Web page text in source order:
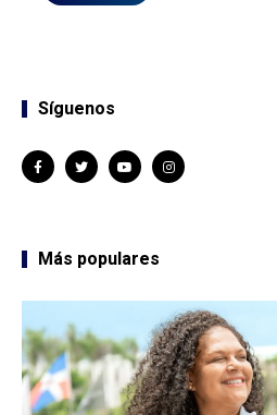
Síguenos
Más populares